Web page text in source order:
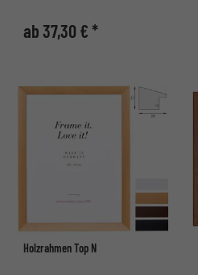
ab 37,30 € *
Holzrahmen Top N